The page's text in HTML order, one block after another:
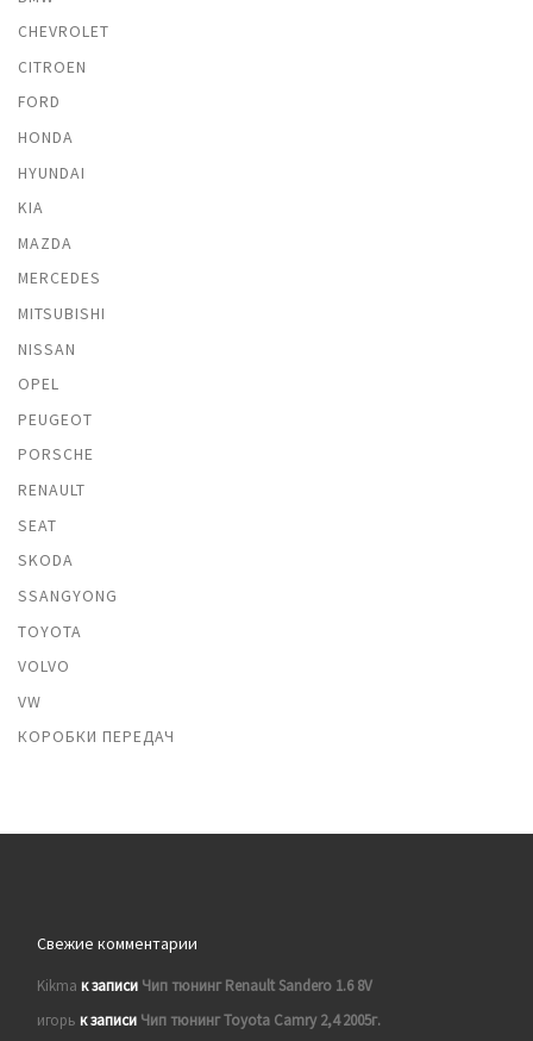
CHEVROLET
CITROEN
FORD
HONDA
HYUNDAI
KIA
MAZDA
MERCEDES
MITSUBISHI
NISSAN
OPEL
PEUGEOT
PORSCHE
RENAULT
SEAT
SKODA
SSANGYONG
TOYOTA
VOLVO
VW
КОРОБКИ ПЕРЕДАЧ
Свежие комментарии
Kikma к записи Чип тюнинг Renault Sandero 1.6 8V
игорь к записи Чип тюнинг Toyota Camry 2,4 2005г.